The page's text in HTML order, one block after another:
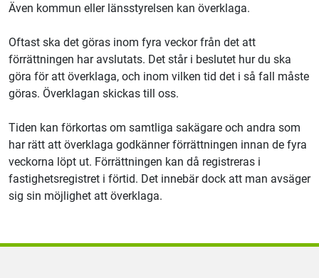
Även kommun eller länsstyrelsen kan överklaga.
Oftast ska det göras inom fyra veckor från det att
förrättningen har avslutats. Det står i beslutet hur du ska
göra för att överklaga, och inom vilken tid det i så fall måste
göras. Överklagan skickas till oss.
Tiden kan förkortas om samtliga sakägare och andra som
har rätt att överklaga godkänner förrättningen innan de fyra
veckorna löpt ut. Förrättningen kan då registreras i
fastighetsregistret i förtid. Det innebär dock att man avsäger
sig sin möjlighet att överklaga.